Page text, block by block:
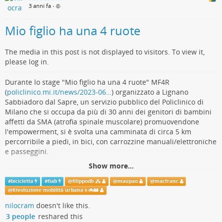
Salvo alcune idee che contengono specifici riferimenti al
validità davvero universale.
Perché non diffondere questa guida nelle amministrazioni
Per intanto la traduzione italiana è a disposizione di tuttə,
condividetela pure senza risparmio😀
La guida è distribuita conlicenza Creative Commons BY-NC-SA
Naturalmente un grandissimo grazie (muchissimas gracias 😀 a
@Marcos M. e a tutte le persone che hanno collaborato alla
stesura della versione originale in spagnolo.
#MobilitàSostenibile#PianificazioneUrbana#SpazioPubblico
@Rivoluzione mobilità urbana🚶🚲🚋
3 anni fa •
Mio figlio ha una 4 ruote
The media in this post is not displayed to visitors. To view it,
please log in.
Durante lo stage "Mio figlio ha una 4 ruote" MF4R
(policlinico.mi.it/news/2023-06…) organizzato a Lignano
Sabbiadoro dal Sapre, un servizio pubblico del Policlinico di
Milano che si occupa da più di 30 anni dei genitori di bambini
affetti da SMA (atrofia spinale muscolare) promuovendone
l'empowerment, si è svolta una camminata di circa 5 km
percorribile a piedi, in bici, con carrozzine manuali/elettroniche
e passeggini.
Il percorso, individuato con la collaborazione di #FIAB
Monfalcone - BisiachINbici, tra la Riserva naturale regionale
Foce dell'Isonzo-Isola della Cona e Marina Julia (Monfalcone) si
è svolto su un tratto della pista ciclabile Adria Bike
Show more...
#bicicletta #fiab @filippodb ⁂ @maupao @macfranc
@Rivoluzione mobilità urbana🚶🚲🚋
nilocram doesn't like this.
3 people reshared this